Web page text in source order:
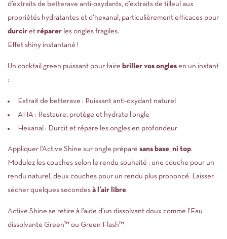
d’extraits de betterave anti-oxydants, d’extraits de tilleul aux
propriétés hydratantes et d’hexanal, particulièrement efficaces pour
durcir et réparer les ongles fragiles.
Effet shiny instantané !
Un cocktail green puissant pour faire briller vos ongles en un instant
:
Extrait de betterave : Puissant anti-oxydant naturel
AHA : Restaure, protège et hydrate l’ongle
Hexanal : Durcit et répare les ongles en profondeur
Appliquer l’Active Shine sur ongle préparé sans base ni top.
Modulez les couches selon le rendu souhaité : une couche pour un
rendu naturel, deux couches pour un rendu plus prononcé. Laisser
sécher quelques secondes à l’air libre.
Active Shine se retire à l’aide d’un dissolvant doux comme l’Eau
dissolvante Green™ ou Green Flash™.